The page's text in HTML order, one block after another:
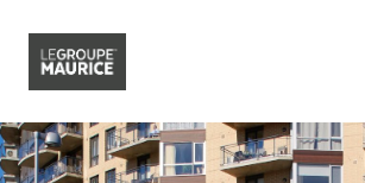
Contactez-nous